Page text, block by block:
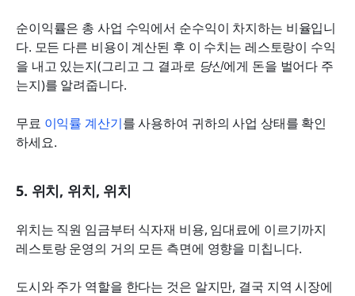
순이익률은 총 사업 수익에서 순수익이 차지하는 비율입니
다. 모든 다른 비용이 계산된 후 이 수치는 레스토랑이 수익
을 내고 있는지(그리고 그 결과로 당신에게 돈을 벌어다 주
는지)를 알려줍니다.
무료 이익률 계산기를 사용하여 귀하의 사업 상태를 확인
하세요.
5. 위치, 위치, 위치
위치는 직원 임금부터 식자재 비용, 임대료에 이르기까지
레스토랑 운영의 거의 모든 측면에 영향을 미칩니다.
도시와 주가 역할을 한다는 것은 알지만, 결국 지역 시장에